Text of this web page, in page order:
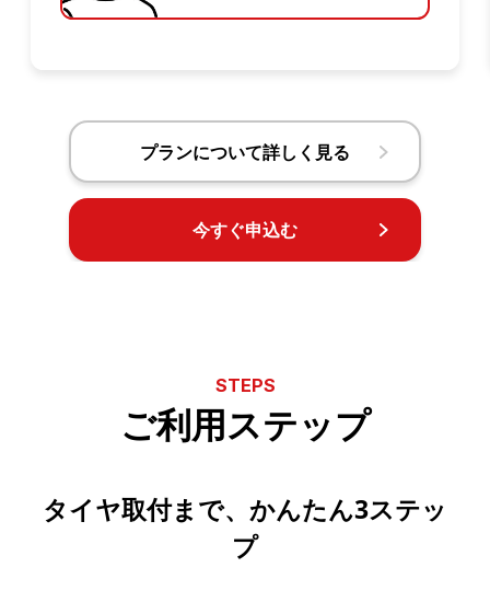
プランについて詳しく見る
今すぐ申込む
STEPS
ご利用ステップ
タイヤ取付まで、かんたん3ステッ
プ